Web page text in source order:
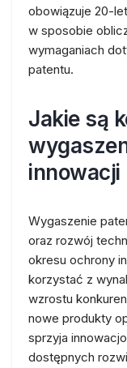
obowiązuje 20-
w sposobie
wymaganiach
patentu.
Jakie są
innowacji
Wygaszenie
oraz rozwój
okresu ochrony
korzystać z
wzrostu
nowe produkty
sprzyja
dostępnych